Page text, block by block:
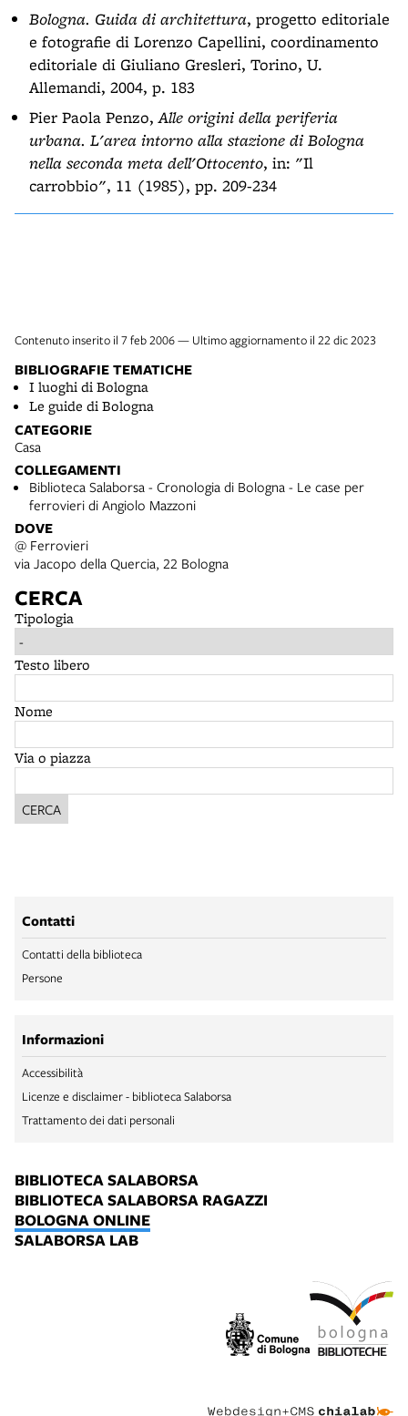
Bologna. Guida di architettura, progetto editoriale
e fotografie di Lorenzo Capellini, coordinamento
editoriale di Giuliano Gresleri, Torino, U.
Allemandi, 2004, p. 183
Pier Paola Penzo,Alle origini della periferia
urbana. L'area intorno alla stazione di Bologna
nella seconda meta dell'Ottocento, in: "Il
carrobbio", 11 (1985), pp. 209-234
Contenuto inserito il 7 feb 2006 — Ultimo aggiornamento il 22 dic 2023
BIBLIOGRAFIE TEMATICHE
I luoghi di Bologna
Le guide di Bologna
CATEGORIE
Casa
COLLEGAMENTI
Biblioteca Salaborsa - Cronologia di Bologna - Le case per
ferrovieri di Angiolo Mazzoni
DOVE
@ Ferrovieri
via Jacopo della Quercia, 22 Bologna
CERCA
Tipologia
Testo libero
Nome
Via o piazza
CERCA
Contatti
Contatti della biblioteca
Persone
Informazioni
Accessibilità
Licenze e disclaimer - biblioteca Salaborsa
Trattamento dei dati personali
BIBLIOTECA SALABORSA
BIBLIOTECA SALABORSA RAGAZZI
BOLOGNA ONLINE
SALABORSA LAB